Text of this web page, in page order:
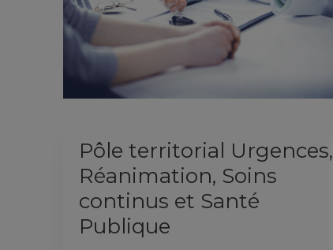
Pôle territorial Urgences,
Réanimation, Soins
continus et Santé
Publique